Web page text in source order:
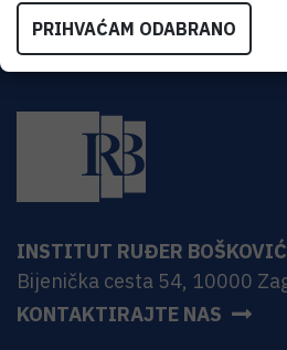
INSTITUT RUĐER BOŠKOVIĆ
Bijenička cesta 54, 10000
KONTAKTIRAJTE NAS
PRIHVAĆAM ODABRANO